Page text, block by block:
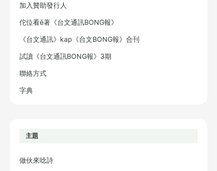
加入贊助發行人
佗位看ē著《台文通訊BONG報》
《台文通訊》kap《台文BONG報》合刊
試讀《台文通訊BONG報》3期
聯絡方式
字典
主題
做伙來唸詩